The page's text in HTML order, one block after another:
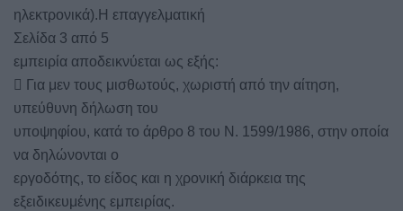
ηλεκτρονικά).Η επαγγελματική
Σελίδα 3 από 5
εμπειρία αποδεικνύεται ως εξής:
 Για μεν τους μισθωτούς, χωριστή από την αίτηση,
υπεύθυνη δήλωση του
υποψηφίου, κατά το άρθρο 8 του Ν. 1599/1986, στην οποία
να δηλώνονται ο
εργοδότης, το είδος και η χρονική διάρκεια της
εξειδικευμένης εμπειρίας.